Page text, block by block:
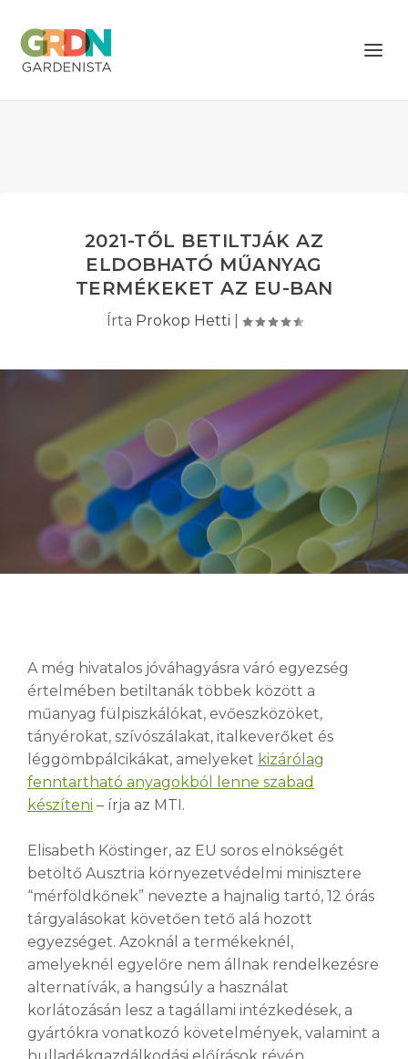
2021-TŐL BETILTJÁK AZ
ELDOBHATÓ MŰANYAG
TERMÉKEKET AZ EU-BAN
Írta Prokop Hetti
A még hivatalos jóváhagyásra váró egyezség
értelmében betiltanák többek között a
műanyag fülpiszkálókat, evőeszközöket,
tányérokat, szívószálakat, italkeverőket és
léggömbpálcikákat, amelyeket kizárólag
fenntartható anyagokból lenne szabad
készíteni – írja az MTI.
Elisabeth Köstinger, az EU soros elnökségét
betöltő Ausztria környezetvédelmi minisztere
“mérföldkőnek” nevezte a hajnalig tartó, 12 órás
tárgyalásokat követően tető alá hozott
egyezséget. Azoknál a termékeknél,
amelyeknél egyelőre nem állnak rendelkezésre
alternatívák, a hangsúly a használat
korlátozásán lesz a tagállami intézkedések, a
gyártókra vonatkozó követelmények, valamint a